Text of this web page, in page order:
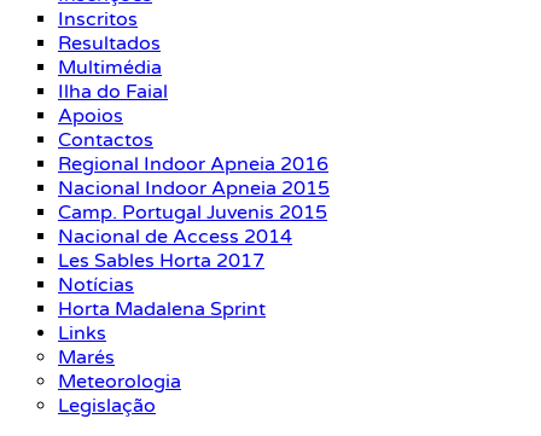
Inscritos
Resultados
Multimédia
Ilha do Faial
Apoios
Contactos
Regional Indoor Apneia 2016
Nacional Indoor Apneia 2015
Camp. Portugal Juvenis 2015
Nacional de Access 2014
Les Sables Horta 2017
Notícias
Horta Madalena Sprint
Links
Marés
Meteorologia
Legislação